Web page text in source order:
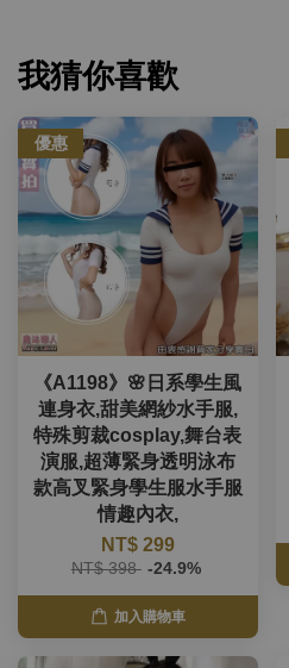
我猜你喜歡
優惠
《A1198》🌸日系學生風
連身衣,甜美網紗水手服,
特殊剪裁cosplay,舞台表
演服,超薄緊身透明泳布
款高叉緊身學生服水手服
情趣內衣,
NT$ 299
NT$ 398 -24.9%
加入購物車